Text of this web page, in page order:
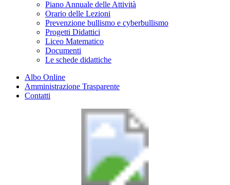
Piano Annuale delle Attività
Orario delle Lezioni
Prevenzione bullismo e cyberbullismo
Progetti Didattici
Liceo Matematico
Documenti
Le schede didattiche
Albo Online
Amministrazione Trasparente
Contatti